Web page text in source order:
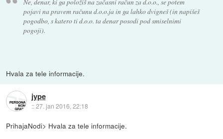
pojavi na pravem računu d.o.o.ja in ga lahko dvigneš (in napišeš
pogodbo, s katero ti d.o.o. ta denar posodi pod smiselnimi
pogoji).
Hvala za tele informacije.
jype
::27. jan 2016, 22:18
PrihajaNodi> Hvala za tele informacije.